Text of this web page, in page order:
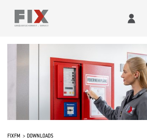
FIXFM DOWNLOADS